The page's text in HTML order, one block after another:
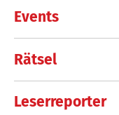
Events
Rätsel
Leserreporter